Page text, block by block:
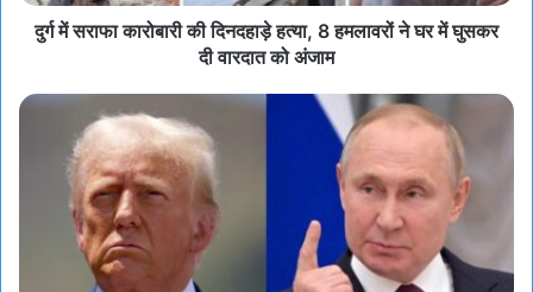
दुर्ग में सराफा कारोबारी की दिनदहाड़े हत्या, 8 हमलावरों ने घर में घुसकर
दी वारदात को अंजाम